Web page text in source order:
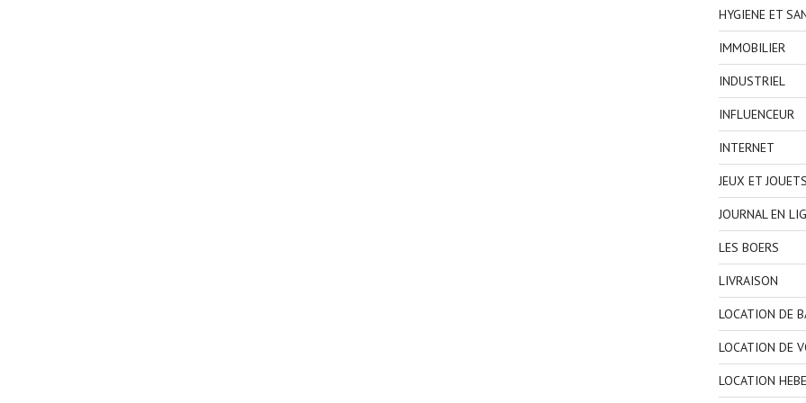
HYGIENE ET
IMMOBILIER
INDUSTRIEL
INFLUENCEUR
INTERNET
JEUX ET JOUETS
JOURNAL EN
LES BOERS
LIVRAISON
LOCATION DE
LOCATION DE
LOCATION